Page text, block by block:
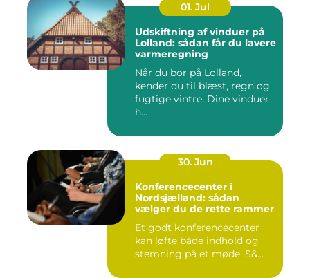
01. Jul
Udskiftning af vinduer på
Lolland: sådan får du lavere
varmeregning
Når du bor på Lolland,
kender du til blæst, regn og
fugtige vintre. Dine vinduer
h...
30. Jun
Konferencecenter i
Nordsjælland: sådan
vælger du de rette rammer
Et godt konferencecenter
kan løfte både indhold og
stemning på et møde. S&...